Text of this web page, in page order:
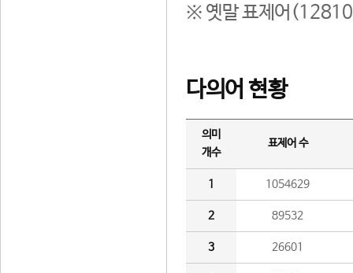
※ 옛말 표제어(12810
다의어 현황
의미
개수
표제어 수
1 1054629
2 89532
3 26601